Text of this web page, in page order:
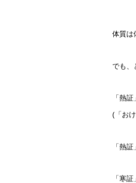
体質は
でも、
「熱
(「お
「熱
「寒